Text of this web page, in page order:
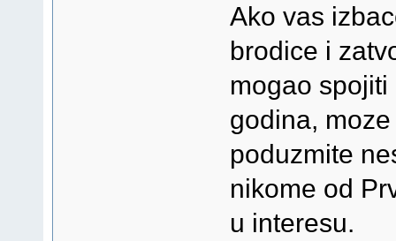
Ako vas
brodice i
mogao
godina,
poduzmite
nikome od
u interesu.